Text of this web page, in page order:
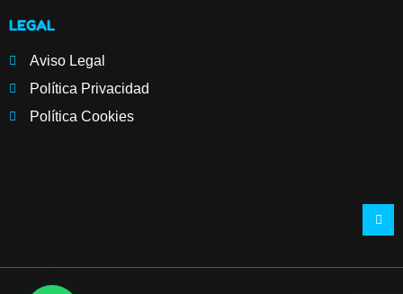
LEGAL
Aviso Legal
Política Privacidad
Política Cookies